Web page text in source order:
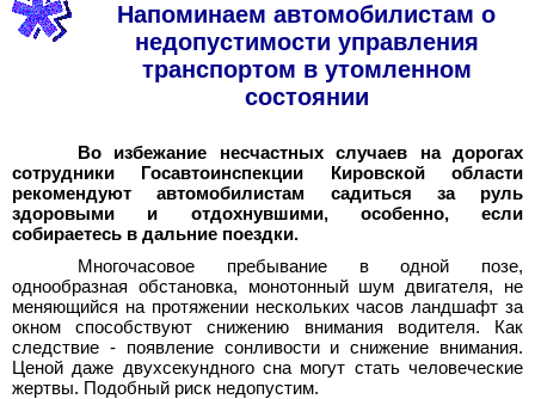
Напоминаем автомобилистам о
недопустимости управления
транспортом в утомленном
состоянии
Во избежание несчастных случаев на дорогах
сотрудники Госавтоинспекции Кировской области
рекомендуют автомобилистам садиться за руль
здоровыми и отдохнувшими, особенно, если
собираетесь в дальние поездки.
Многочасовое пребывание в одной позе,
однообразная обстановка, монотонный шум двигателя, не
меняющийся на протяжении нескольких часов ландшафт за
окном способствуют снижению внимания водителя. Как
следствие - появление сонливости и снижение внимания.
Ценой даже двухсекундного сна могут стать человеческие
жертвы. Подобный риск недопустим.